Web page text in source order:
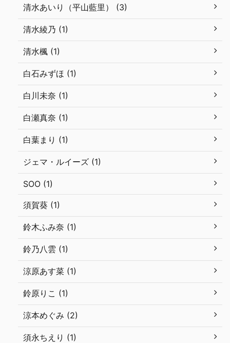
清水あいり（平山藍里） (3)
清水綾乃 (1)
清水楓 (1)
白石みずほ (1)
白川未奈 (1)
白瀬真奈 (1)
白葉まり (1)
ジェマ・ルイーズ (1)
SOO (1)
須賀葵 (1)
鈴木ふみ奈 (1)
鈴乃八雲 (1)
涼原あす菜 (1)
鈴原りこ (1)
涼本めぐみ (2)
須永ちえり (1)